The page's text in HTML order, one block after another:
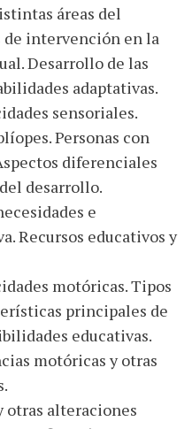
áreas del
de intervención en la
Desarrollo de las
adaptativas.
sensoriales.
Personas con
diferenciales
desarrollo.
e
Recursos educativos y
motóricas. Tipos
principales de
educativas.
motóricas y otras
otras alteraciones